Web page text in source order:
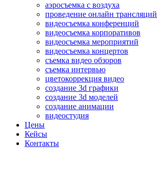
аэросъемка с воздуха
проведение онлайн трансляций
видеосъемка конференций
видеосъемка корпоративов
видеосъемка мероприятий
видеосъемка концертов
съемка видео обзоров
съемка интервью
цветокоррекция видео
создание 3d графики
создание 3d моделей
создание анимации
видеостудия
Цены
Кейсы
Контакты